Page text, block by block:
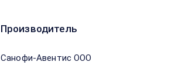
Производитель
Санофи-Авентис ООО